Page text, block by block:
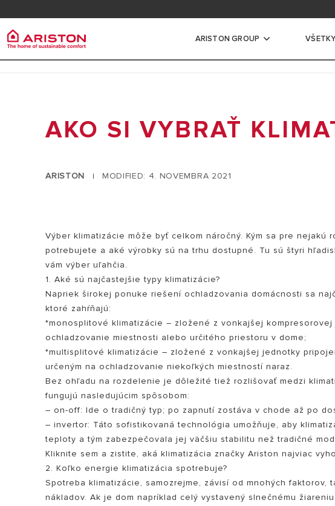
Dokumentácia pre
ARISTON GROUP
POBOČKY ARISTON SK
REFERENCIE
KARIÉRA
OHRIEVAČE VODY
KATALÓGY A CENNÍKY
NÁVODY K PRODUKTOM
MALÉ ELEKTRICKÉ ZÁSOBNÍKOVÉ
AKO SI VYBRAŤ
ARISTON | MODIFIED: 4. NOVEMBRA 2021
Výber klimatizácie môže byť celkom náročný. Kým sa pre
potrebujete a aké výrobky sú na trhu dostupné. Tu sú štyri
vám výber uľahčia.
1. Aké sú najčastejšie typy klimatizácie?
Napriek širokej ponuke riešení ochladzovania domácnosti sa
ktoré zahŕňajú:
*monosplitové klimatizácie – zložené z vonkajšej
ochladzovanie miestnosti alebo určitého priestoru v dome;
*multisplitové klimatizácie – zložené z vonkajšej jednotky
určeným na ochladzovanie niekoľkých miestností naraz.
Bez ohľadu na rozdelenie je dôležité tiež rozlišovať medzi
fungujú nasledujúcim spôsobom:
– on-off: Ide o tradičný typ; po zapnutí zostáva v chode až po
– invertor: Táto sofistikovaná technológia umožňuje, aby
teploty a tým zabezpečovala jej väčšiu stabilitu než tradičné
Kliknite sem a zistite, aká klimatizácia značky Ariston najviac
2. Koľko energie klimatizácia spotrebuje?
Spotreba klimatizácie, samozrejme, závisí od mnohých
nákladov. Ak je dom napríklad celý vystavený slnečnému